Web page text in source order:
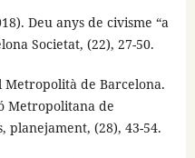
Deu anys de civisme “a
Societat, (22), 27-50.
Metropolità de Barcelona.
Metropolitana de
planejament, (28), 43-54.